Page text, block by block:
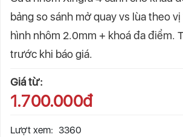
bảng so sánh mở quay vs lùa theo
hình nhôm 2.0mm + khoá đa điểm.
trước khi báo giá.
Giá từ:
1.700.000đ
Lượt xem: 3360